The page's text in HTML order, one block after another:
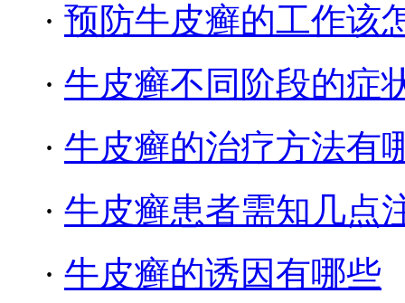
· 预防牛皮癣的工作该
· 牛皮癣不同阶段的症
· 牛皮癣的治疗方法有
· 牛皮癣患者需知几点
· 牛皮癣的诱因有哪些